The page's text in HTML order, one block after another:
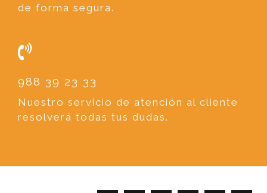
de forma segura.
988 39 23 33
Nuestro servicio de atención al cliente
resolverá todas tus dudas.